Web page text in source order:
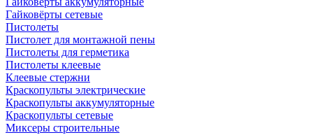
Гайковёрты сетевые
Пистолеты
Пистолет для монтажной пены
Пистолеты для герметика
Пистолеты клеевые
Клеевые стержни
Краскопульты электрические
Краскопульты аккумуляторные
Краскопульты сетевые
Миксеры строительные